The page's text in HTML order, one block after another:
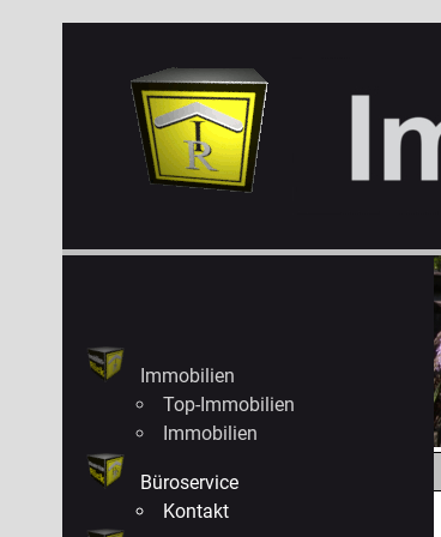
Immobilien
Top-Immobilien
Immobilien
Büroservice
Kontakt